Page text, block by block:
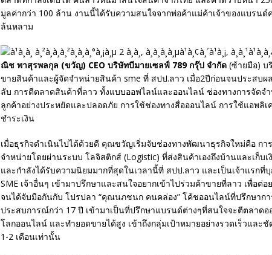
มูลค่ากว่า 100 ล้าน งานนี้ได้รับความสนใจจากพ่อค้าแม่ค้าเจ้าของแบรนด์
ล้นหลาม
ณิช พาสุรพลกุล (ขวัญ) CEO บริษัทบีมายเซลฟ์ 789 กรุ๊ป จำกัด(ซ้ายมือ) บ
ขายสินค้าและผู้จัดจำหน่ายสินค้า sme ที่ สปป.ลาว เมื่อ2ปีก่อนจนประสบผล
ลับ การตีตลาดสินค้าที่ลาว ทั้งแบบออฟไลน์และออนไลน์ ช่องทางการจัดจ
ลูกค้าอย่างประหยัดและปลอดภัย การใช้ช่องทางสื่อออนไลน์ การใช้แอพลิ
ชำระเงิน
เมื่อธุรกิจดำเนินไปได้ด้วยดี คุณขวัญเริ่มจับช่องทางพัฒนาธุรกิจใหม่คือ ก
จำหน่ายโดยผ่านระบบ โลจิสติกส์ (Logistic) ที่ส่งสินค้าเองถึงบ้านและเก็บ
และกำลังได้รับความนิยมมากที่สุดในเวลานี้ที่ สปป.ลาว และเป็นเจ้าแรกที่
SME เจ้าอื่นๆ เข้ามาปรึกษาและสนใจอยากเข้าไปร่วมค้าขายที่ลาว เพื่อต่อ
จนได้จับมือกันกับ โปรปลา “คุณนภชนก คนคล่อง” โค้ชออนไลน์ที่ปรึกษาก
ประสบการณ์กว่า 17 ปี เข้ามาเป็นที่ปรึกษาแบรนด์ต่างๆที่สนใจจะตีตลาดอ
โลกออนไลน์ และทำยอดขายได้สูง เข้าถึงกลุ่มเป้าหมายอย่างรวดเร็วและชั
1-2 เดือนเท่านั้น